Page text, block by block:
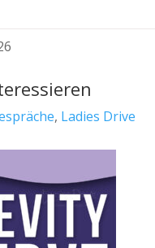
, Ladies Drive